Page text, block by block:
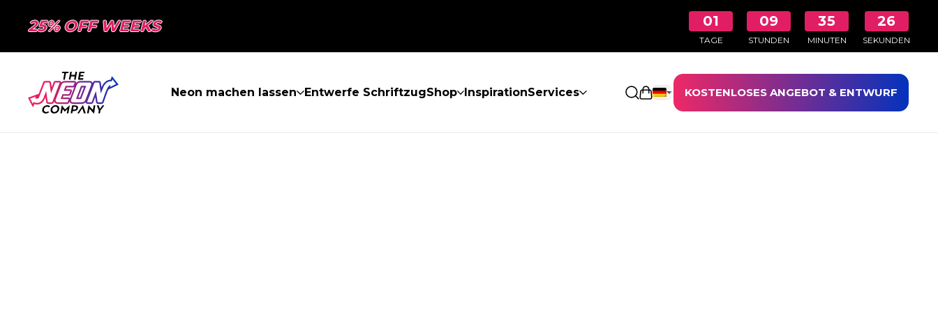
25% OFF WEEKS 01
TAGE
09
STUNDEN
35
MINUTEN
26
SEKUNDEN
Neon machen lassen Entwerfe SchriftzugShop InspirationServices Einkaufswagen öffnen
KOSTENLOSES ANGEBOT & ENTWURF